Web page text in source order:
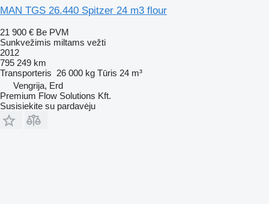
MAN TGS 26.440 Spitzer 24 m3 flour
21 900 € Be PVM
Sunkvežimis miltams vežti
2012
795 249 km
Transporteris 26 000 kg Tūris 24 m³
Vengrija, Erd
Premium Flow Solutions Kft.
Susisiekite su pardavėju